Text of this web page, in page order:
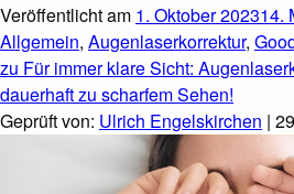
Veröffentlicht am 1. Oktober 202314.
Allgemein, Augenlaserkorrektur,
zu Für immer klare Sicht:
dauerhaft zu scharfem Sehen!
Geprüft von: Ulrich Engelskirchen |